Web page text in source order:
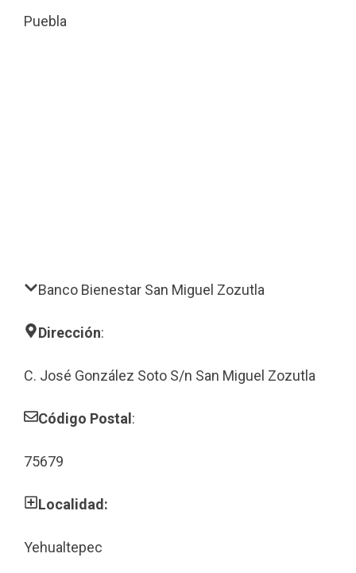
Puebla
Banco Bienestar San Miguel Zozutla
Dirección:
C. José González Soto S/n San Miguel Zozutla
Código Postal:
75679
Localidad:
Yehualtepec